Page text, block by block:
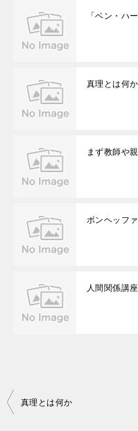
「ベン・ハ
真理とは何か
まず教師や
ボンヘッフ
人間関係講
投
真理とは何か